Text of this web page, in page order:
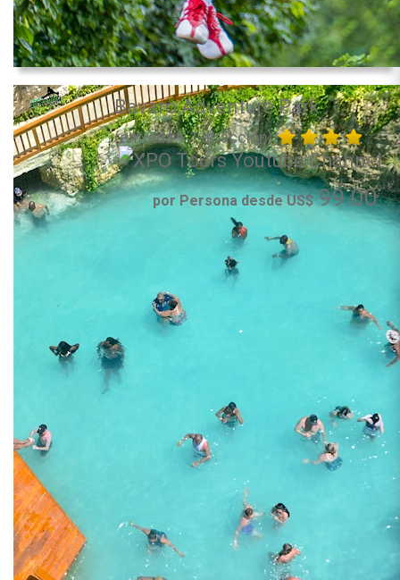
Bavaro Adventure Park
(entrada + 1 atracción)
por Persona desde US$99.00